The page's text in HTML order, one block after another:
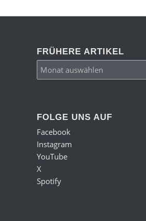
FRÜHERE ARTIKEL
FOLGE UNS AUF
Facebook
Instagram
YouTube
X
Spotify